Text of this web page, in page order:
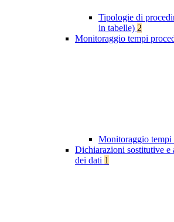
Tipologie di
in tabelle) 2
Monitoraggio tempi
Monitoraggio tempi
Dichiarazioni sostitutive
dei dati 1